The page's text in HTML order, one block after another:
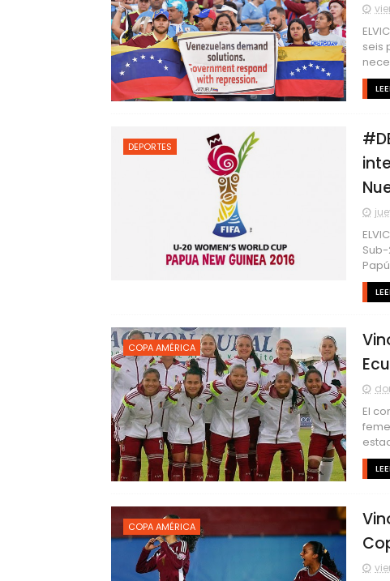
seis
DEPORTES
COPA AMÉRICA
El
COPA AMÉRICA